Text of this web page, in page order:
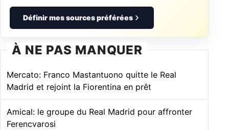
Définir mes sources préférées
À NE PAS MANQUER
Mercato: Franco Mastantuono quitte le Real
Madrid et rejoint la Fiorentina en prêt
Amical: le groupe du Real Madrid pour affronter
Ferencvarosi